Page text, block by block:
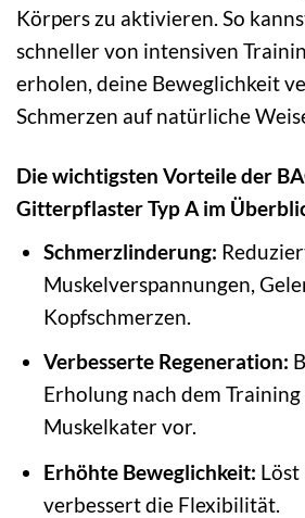
Körpers zu aktivieren. So
schneller von intensiven
erholen, deine Beweglichkeit
Schmerzen auf natürliche
Die wichtigsten Vorteile der
Gitterpflaster Typ A im
Schmerzlinderung:
Muskelverspannungen,
Kopfschmerzen.
Verbesserte Regeneration:
Erholung nach dem
Muskelkater vor.
Erhöhte Beweglichkeit: Löst
verbessert die Flexibilität.